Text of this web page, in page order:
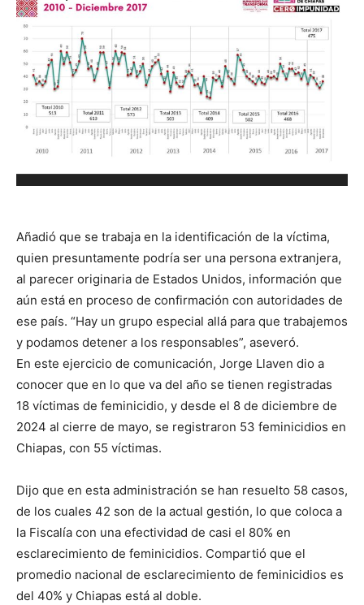
Añadió que se trabaja en la identificación de la víctima,
quien presuntamente podría ser una persona extranjera,
al parecer originaria de Estados Unidos, información que
aún está en proceso de confirmación con autoridades de
ese país. “Hay un grupo especial allá para que trabajemos
y podamos detener a los responsables”, aseveró.
En este ejercicio de comunicación, Jorge Llaven dio a
conocer que en lo que va del año se tienen registradas
18 víctimas de feminicidio, y desde el 8 de diciembre de
2024 al cierre de mayo, se registraron 53 feminicidios en
Chiapas, con 55 víctimas.
Dijo que en esta administración se han resuelto 58 casos,
de los cuales 42 son de la actual gestión, lo que coloca a
la Fiscalía con una efectividad de casi el 80% en
esclarecimiento de feminicidios. Compartió que el
promedio nacional de esclarecimiento de feminicidios es
del 40% y Chiapas está al doble.